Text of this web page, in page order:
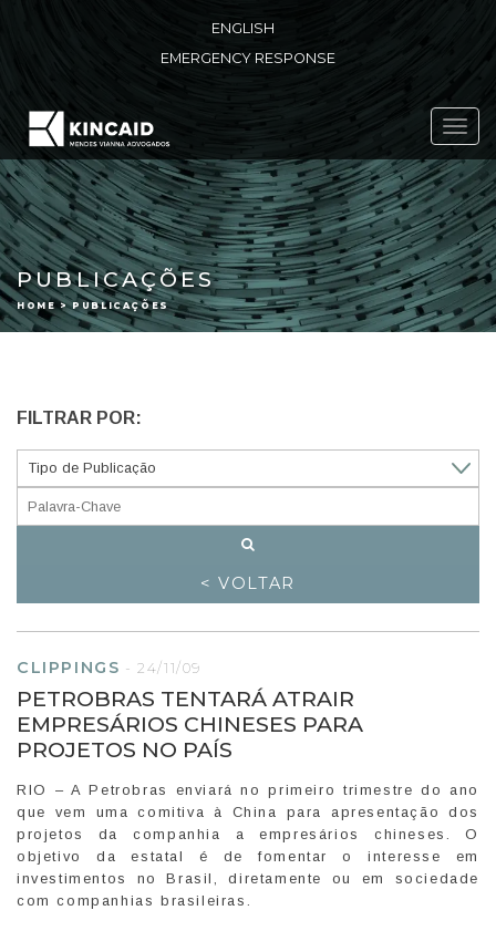
ENGLISH
EMERGENCY RESPONSE
PUBLICAÇÕES
HOME > PUBLICAÇÕES
FILTRAR POR:
< VOLTAR
CLIPPINGS - 24/11/09
PETROBRAS TENTARÁ ATRAIR
EMPRESÁRIOS CHINESES PARA
PROJETOS NO PAÍS
RIO – A Petrobras enviará no primeiro trimestre do ano
que vem uma comitiva à China para apresentação dos
projetos da companhia a empresários chineses. O
objetivo da estatal é de fomentar o interesse em
investimentos no Brasil, diretamente ou em sociedade
com companhias brasileiras.